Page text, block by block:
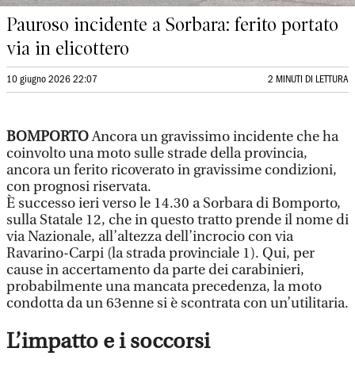
Pauroso incidente a Sorbara: ferito portato
via in elicottero
10 giugno 2026 22:07 2 MINUTI DI LETTURA
BOMPORTOAncora un gravissimo incidente che ha
coinvolto una moto sulle strade della provincia,
ancora un ferito ricoverato in gravissime condizioni,
con prognosi riservata.
È successo ieri verso le 14.30 a Sorbara di Bomporto,
sulla Statale 12, che in questo tratto prende il nome di
via Nazionale, all’altezza dell’incrocio con via
Ravarino-Carpi (la strada provinciale 1). Qui, per
cause in accertamento da parte dei carabinieri,
probabilmente una mancata precedenza, la moto
condotta da un 63enne si è scontrata con un’utilitaria.
L’impatto e i soccorsi